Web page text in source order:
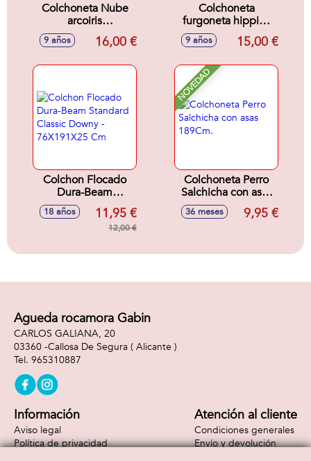
Colchoneta Nube
arcoiris
1,75x1,17x20 cm
(+9 años)
9 años 16,00 €
Colchoneta
furgoneta hippies
1,78x91x23 cm (+9
años)
9 años 15,00 €
Colchon Flocado
Dura-Beam
Standard Classic
Downy -
76X191X25 Cm
18 años 11,95 €
12,00 €
NOVEDAD
Colchoneta Perro
Salchicha con asas
189Cm.
36 meses 9,95 €
Agueda rocamora Gabin
CARLOS GALIANA, 20
03360 -Callosa De Segura ( Alicante )
965310887
Información
Aviso legal
Política de privacidad
Atención al cliente
Condiciones generales
Envío y devolución